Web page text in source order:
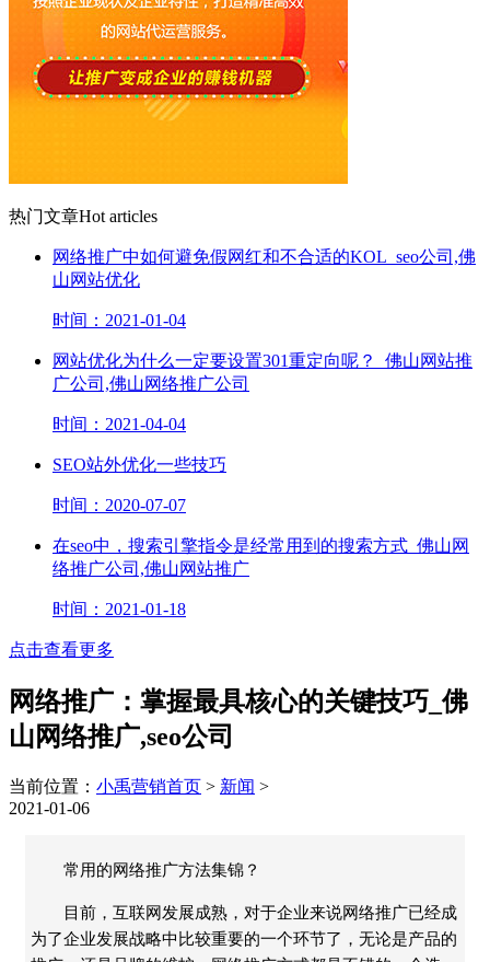
热门文章Hot articles
网络推广​中如何避免假网红和不合适的KOL_seo公司,佛
山网站优化
时间：2021-01-04
网站优化为什么一定要设置301重定向呢？_佛山网站推
广公司,佛山网络推广公司
时间：2021-04-04
SEO站外优化一些技巧
时间：2020-07-07
在seo中，搜索引擎指令是经常用到的搜索方式_佛山网
络推广公司,佛山网站推广
时间：2021-01-18
点击查看更多
网络推广：掌握最具核心的关键技巧_佛
山网络推广,seo公司
当前位置： 小禹营销首页 > 新闻 >
2021-01-06
常用的网络推广方法集锦？
目前，互联网发展成熟，对于企业来说网络推广已经成
为了企业发展战略中比较重要的一个环节了，无论是产品的